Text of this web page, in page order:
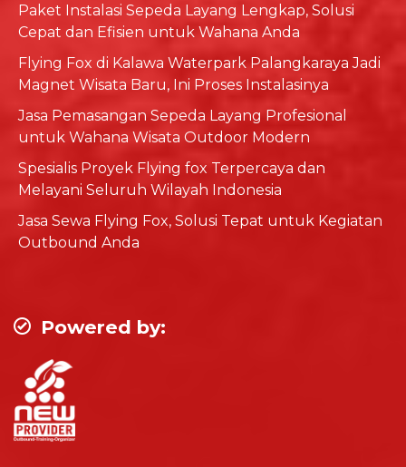
Paket Instalasi Sepeda Layang Lengkap, Solusi
Cepat dan Efisien untuk Wahana Anda
Flying Fox di Kalawa Waterpark Palangkaraya Jadi
Magnet Wisata Baru, Ini Proses Instalasinya
Jasa Pemasangan Sepeda Layang Profesional
untuk Wahana Wisata Outdoor Modern
Spesialis Proyek Flying fox Terpercaya dan
Melayani Seluruh Wilayah Indonesia
Jasa Sewa Flying Fox, Solusi Tepat untuk Kegiatan
Outbound Anda
Powered by: